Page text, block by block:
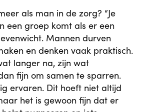
als man in de zorg? “Je
een groep komt als er een
Mannen durven
en denken vaak praktisch.
langer na, zijn wat
fijn om samen te sparren.
ervaren. Dit hoeft niet altijd
het is gewoon fijn dat er